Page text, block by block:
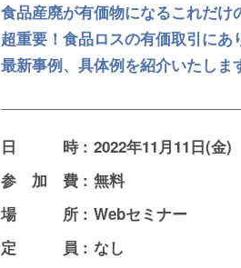
食品産廃が有価物になるこれだけ
超重要！食品ロスの有価取引にあ
最新事例、具体例を紹介いたしま
日時 : 2022年11月11日(金)
参加費 : 無料
場所 : Webセミナー
定員 : なし